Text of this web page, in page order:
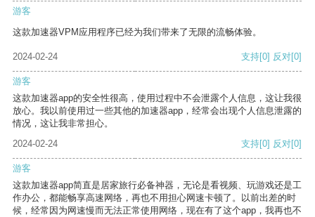
游客
这款加速器VPM应用程序已经为我们带来了无限的流畅体验。
2024-02-24 支持[0] 反对[0]
游客
这款加速器app的安全性很高，使用过程中不会泄露个人信息，这让我很
放心。我以前使用过一些其他的加速器app，经常会出现个人信息泄露的
情况，这让我非常担心。
2024-02-24
支持[0] 反对[0]
游客
这款加速器app简直是居家旅行必备神器，无论是看视频、玩游戏还是工
作办公，都能畅享高速网络，再也不用担心网速卡顿了。以前出差的时
候，经常因为网速慢而无法正常使用网络，现在有了这个app，我再也不